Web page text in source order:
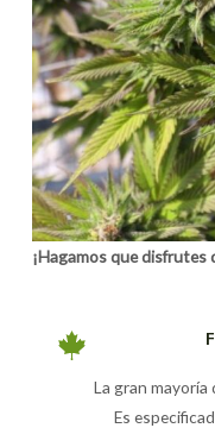
¡Hagamos que disfrutes
La gran mayoría
Es